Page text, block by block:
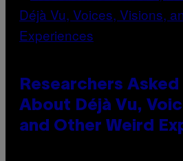
Researchers Asked
About Déjà Vu,
and Other Weird